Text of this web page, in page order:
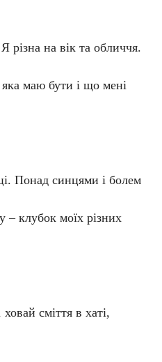
різна на вік та обличчя.
маю бути і що мені
Понад синцями і болем
– клубок моїх різних
сміття в хаті,